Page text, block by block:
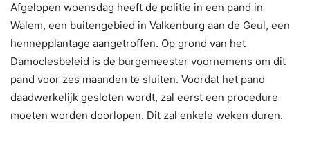
Afgelopen woensdag heeft de politie in een pand in
Walem, een buitengebied in Valkenburg aan de Geul, een
hennepplantage aangetroffen. Op grond van het
Damoclesbeleid is de burgemeester voornemens om dit
pand voor zes maanden te sluiten. Voordat het pand
daadwerkelijk gesloten wordt, zal eerst een procedure
moeten worden doorlopen. Dit zal enkele weken duren.